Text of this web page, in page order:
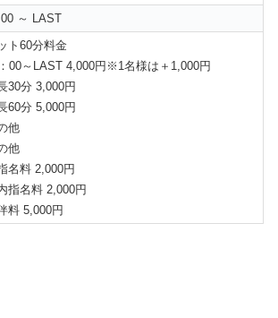
～ LAST
ト60分料金
00～LAST 4,000円※1名様は＋1,000円
30分 3,000円
60分 5,000円
他
他
名料 2,000円
指名料 2,000円
料 5,000円